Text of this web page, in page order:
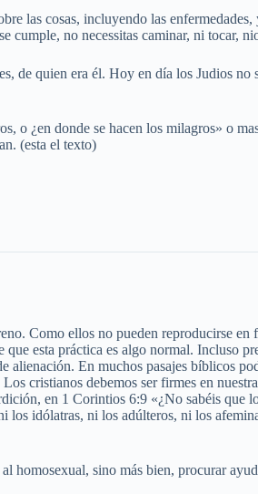
las cosas, incluyendo las
cumple, no necessitas caminar, ni tocar,
de quien era él. Hoy en día los Judios no
o ¿en donde se hacen los milagros» o
(esta el texto)
Como ellos no pueden reproducirse en
esta práctica es algo normal. Incluso
alienación. En muchos pasajes bíblicos
cristianos debemos ser firmes en
en 1 Corintios 6:9 «¿No sabéis que
idólatras, ni los adúlteros, ni los
homosexual, sino más bien, procurar